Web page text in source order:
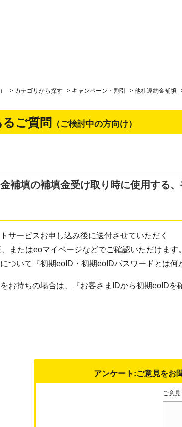
> カテゴリから探す > キャンペーン・割引 > 他社違約金補填
ご質問 （ご検討中の方向け）
補填の補填金受け取り時に使用する
サービスお申し込み後に送付させていただく
またはeoマイページなどでご確認いただけます。
ついて
『初期eoID・初期eoIDパスワードとは何
お持ちの場合は、 『お客さまIDから初期eoIDを
アンケート:ご意見をお
ご意